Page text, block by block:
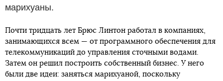
марихуаны.
Почти тридцать лет Брюс Линтон работал в компаниях,
занимающихся всем — от программного обеспечения для
телекоммуникаций до управления сточными водами.
Затем он решил построить собственный бизнес. У него
были две идеи: заняться марихуаной, поскольку